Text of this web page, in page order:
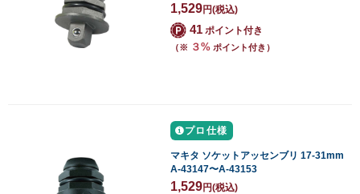
1,529円(税込)
41 ポイント付き
（※ ３% ポイント付き）
プロ仕様
マキタ ソケットアッセンブリ 17-31mm
A-43147〜A-43153
1,529円(税込)